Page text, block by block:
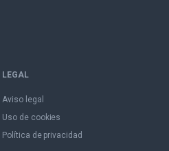
LEGAL
Aviso legal
Uso de cookies
Política de privacidad